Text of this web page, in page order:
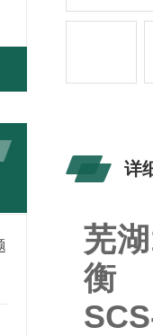
详
芜
衡